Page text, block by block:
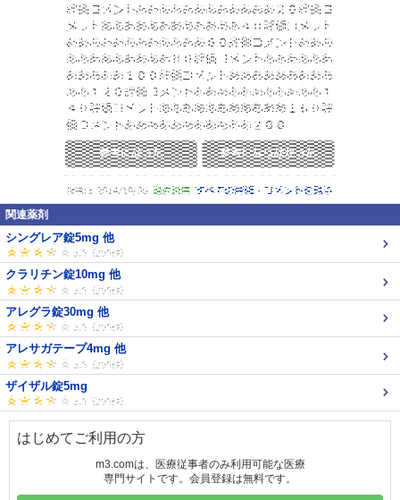
関連薬剤
シングレア錠5mg 他
クラリチン錠10mg 他
アレグラ錠30mg 他
アレサガテープ4mg 他
ザイザル錠5mg
はじめてご利用の方
m3.comは、医療従事者のみ利用可能な医療
専門サイトです。会員登録は無料です。